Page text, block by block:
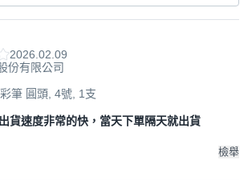
2026.02.09
份有限公司
筆 圓頭, 4號, 1支
貨速度非常的快，當天下單隔天就出貨
檢舉